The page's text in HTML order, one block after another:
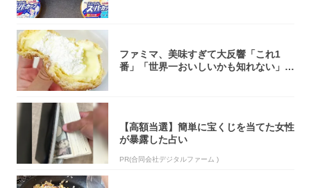
ファミマ、美味すぎて大反響「これ1
番」「世界一おいしいかも知れない」
【高額当選】簡単に宝くじを当てた女性
が暴露した占い
PR(合同会社デジタルファーム )